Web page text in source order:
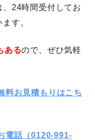
、24時間受付してお
す。
あるので、ぜひ気軽
料お見積もりはこち
電話（0120-991-